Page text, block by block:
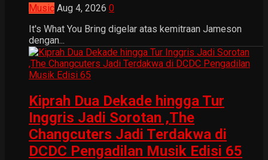
Music Aug 4, 2026 0
It's What You Bring digelar atas kemitraan Jameson
dengan...
Kiprah Dua Dekade hingga Tur
Inggris Jadi Sorotan ,The
Changcuters Jadi Terdakwa di
DCDC Pengadilan Musik Edisi 65